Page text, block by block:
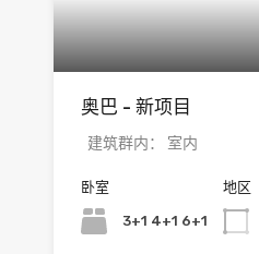
奥巴 - 新项目
建筑群内： 室内
卧室
3+1 4+1 6+1
地区